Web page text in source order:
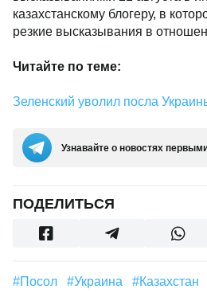
казахстанскому блогеру, в
резкие высказывания в
Читайте по теме:
Зеленский уволил посла
Узнавайте о новостях
ПОДЕЛИТЬСЯ
#посол #Украина #Казахстан